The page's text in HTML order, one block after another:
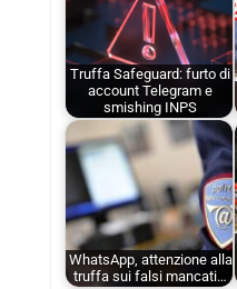
Truffa Safeguard: furto di
account Telegram e
smishing INPS
WhatsApp, attenzione alla
truffa sui falsi mancati…